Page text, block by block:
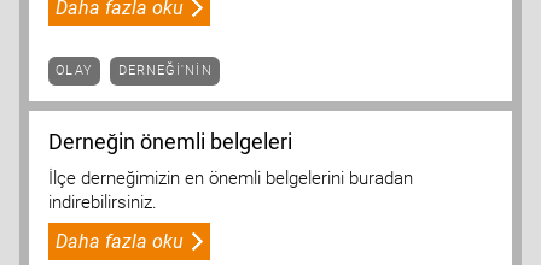
Daha fazla oku
OLAY DERNEĞI'NIN
Derneğin önemli belgeleri
İlçe derneğimizin en önemli belgelerini buradan
indirebilirsiniz.
Daha fazla oku